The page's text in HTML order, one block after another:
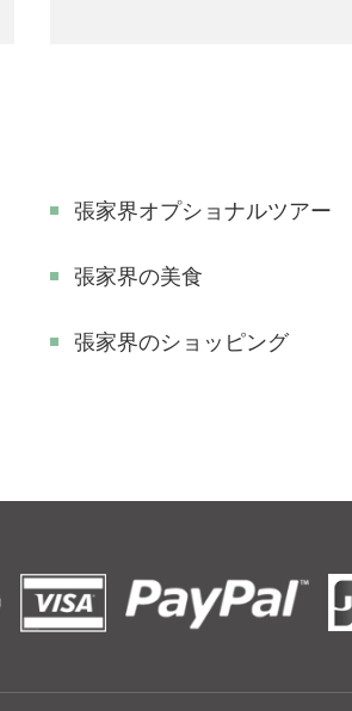
張家界オプショナルツアー
張家界の美食
張家界のショッピング